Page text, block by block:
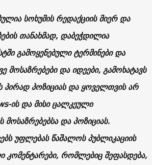
სოხუმის რედაქციის მიერ და
თანახმად, დაბეჭდილია
გამოყენებული ტერმინები და
მოსაზრებები და იდეები, გამოხატავს
პირად პოზიციას და ყოველთვის არ
ის და მისი ცალკეული
და პოზიციას.
უფლებას წაშალოს პუბლიკაციის
კომენტარები, რომლებიც შეფასდება,